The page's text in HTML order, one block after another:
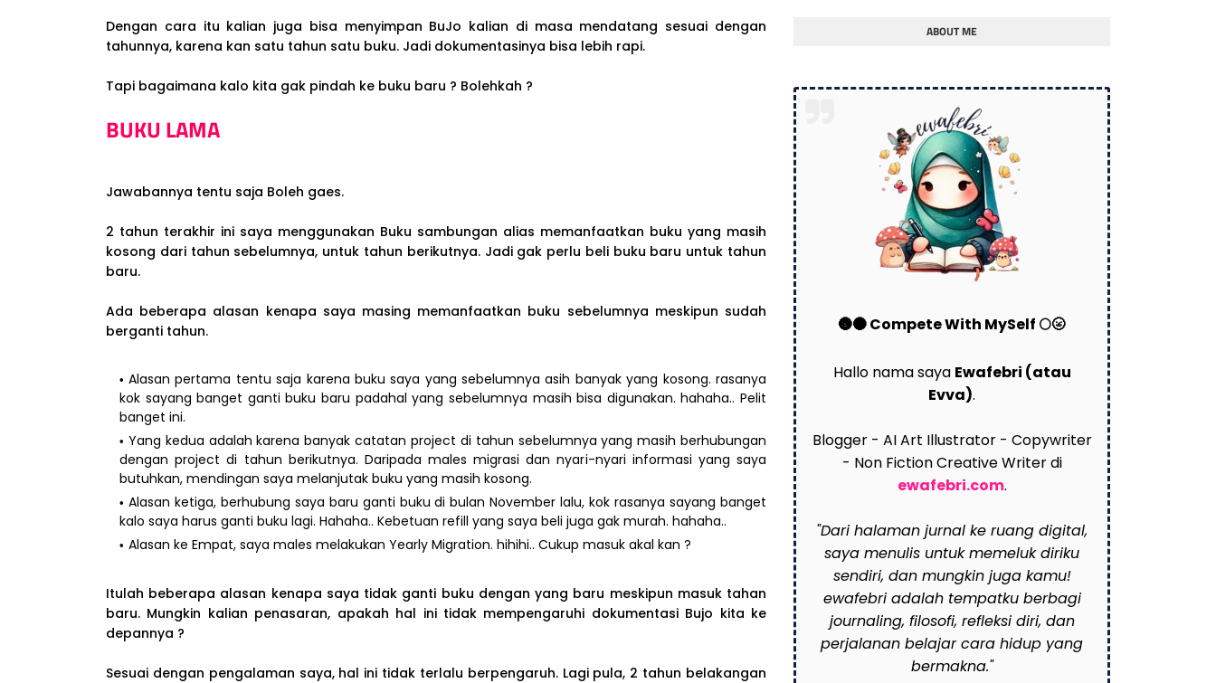
Dengan cara itu kalian juga bisa menyimpan BuJo kalian di masa mendatang sesuai dengan
tahunnya, karena kan satu tahun satu buku. Jadi dokumentasinya bisa lebih rapi.
Tapi bagaimana kalo kita gak pindah ke buku baru ? Bolehkah ?
BUKU LAMA
Jawabannya tentu saja Boleh gaes.
2 tahun terakhir ini saya menggunakan Buku sambungan alias memanfaatkan buku yang masih
kosong dari tahun sebelumnya, untuk tahun berikutnya. Jadi gak perlu beli buku baru untuk tahun
baru.
Ada beberapa alasan kenapa saya masing memanfaatkan buku sebelumnya meskipun sudah
berganti tahun.
Alasan pertama tentu saja karena buku saya yang sebelumnya asih banyak yang kosong. rasanya
kok sayang banget ganti buku baru padahal yang sebelumnya masih bisa digunakan. hahaha.. Pelit
banget ini.
Yang kedua adalah karena banyak catatan project di tahun sebelumnya yang masih berhubungan
dengan project di tahun berikutnya. Daripada males migrasi dan nyari-nyari informasi yang saya
butuhkan, mendingan saya melanjutak buku yang masih kosong.
Alasan ketiga, berhubung saya baru ganti buku di bulan November lalu, kok rasanya sayang banget
kalo saya harus ganti buku lagi. Hahaha.. Kebetuan refill yang saya beli juga gak murah. hahaha..
Alasan ke Empat, saya males melakukan Yearly Migration. hihihi.. Cukup masuk akal kan ?
Itulah beberapa alasan kenapa saya tidak ganti buku dengan yang baru meskipun masuk tahan
baru. Mungkin kalian penasaran, apakah hal ini tidak mempengaruhi dokumentasi Bujo kita ke
depannya ?
Sesuai dengan pengalaman saya, hal ini tidak terlalu berpengaruh. Lagi pula, 2 tahun belakangan
ABOUT ME
🌚🌑 Compete With MySelf 🌕🌝
Hallo nama saya Ewafebri (atau
Evva).
Blogger - AI Art Illustrator - Copywriter
- Non Fiction Creative Writer di
ewafebri.com.
"Dari halaman jurnal ke ruang digital,
saya menulis untuk memeluk diriku
sendiri, dan mungkin juga kamu!
ewafebri adalah tempatku berbagi
journaling, filosofi, refleksi diri, dan
perjalanan belajar cara hidup yang
bermakna."